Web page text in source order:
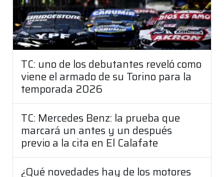
TC: uno de los debutantes reveló como
viene el armado de su Torino para la
temporada 2026
TC: Mercedes Benz: la prueba que
marcará un antes y un después
previo a la cita en El Calafate
¿Qué novedades hay de los motores